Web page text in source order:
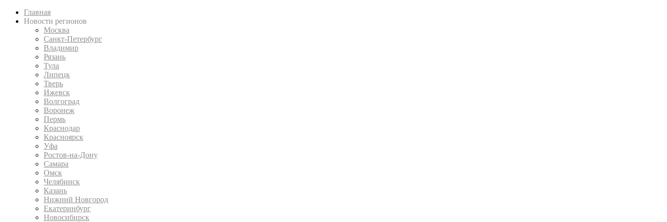
Главная
Новости регионов
Москва
Санкт-Петербург
Владимир
Рязань
Тула
Липецк
Тверь
Ижевск
Волгоград
Воронеж
Пермь
Краснодар
Красноярск
Уфа
Ростов-на-Дону
Самара
Омск
Челябинск
Казань
Нижний Новгород
Екатеринбург
Новосибирск